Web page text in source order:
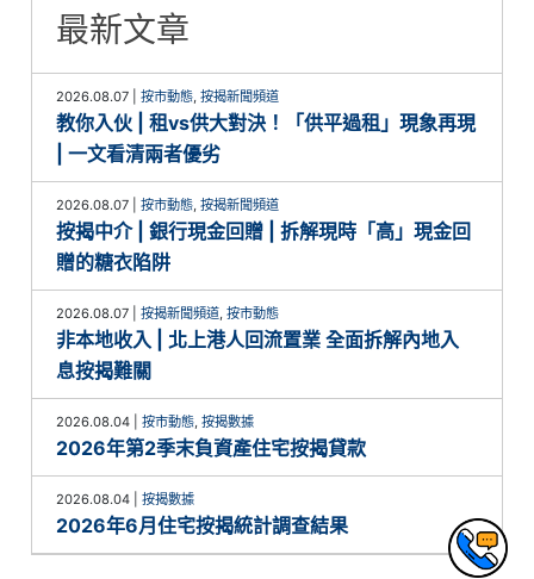
最新文章
2026.08.07 |按市動態 ,按揭新聞頻道
教你入伙 | 租vs供大對決！「供平過租」現象再現
| 一文看清兩者優劣
2026.08.07 |按市動態 ,按揭新聞頻道
按揭中介 | 銀行現金回贈 | 拆解現時「高」現金回
贈的糖衣陷阱
2026.08.07 |按揭新聞頻道 ,按市動態
非本地收入 | 北上港人回流置業 全面拆解內地入
息按揭難關
2026.08.04 |按市動態 ,按揭數據
2026年第2季末負資產住宅按揭貸款
2026.08.04 |按揭數據
2026年6月住宅按揭統計調查結果